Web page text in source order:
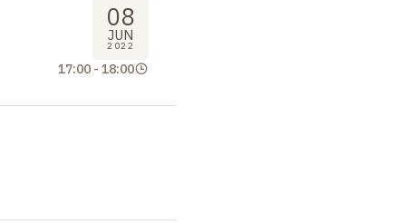
08
JUN
2022
17:00 - 18:00